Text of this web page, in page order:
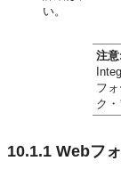
い。
注意:
フ
ク
10.1.1 Webフ